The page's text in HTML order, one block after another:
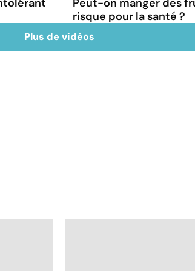
Peut-on manger des
risque pour la santé ?
Plus de vidéos